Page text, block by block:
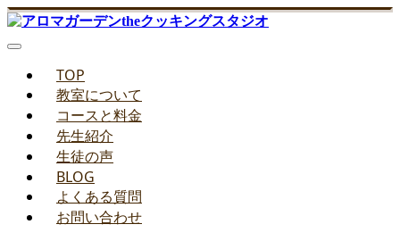
TOP
教室について
コースと料金
先生紹介
生徒の声
BLOG
よくある質問
お問い合わせ